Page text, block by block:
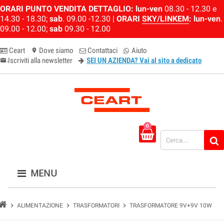
ORARI PUNTO VENDITA DETTAGLIO: lun-ven 08.30 - 12.30 e
14.30 - 18.30; sab. 09.00 -12.30 | ORARI SKY/LINKEM: lun-ven.
09.00 - 12.00; sab 09.30 - 12.00
Ceart location_on Dove siamo Contattaci Aiuto
email-newsletter
Iscriviti alla newsletter SEI UN AZIENDA? Vai al sito a dedicato
0
MENU
chevron_right ALIMENTAZIONE chevron_right TRASFORMATORI chevron_right TRASFORMATORE 9V+9V 10W